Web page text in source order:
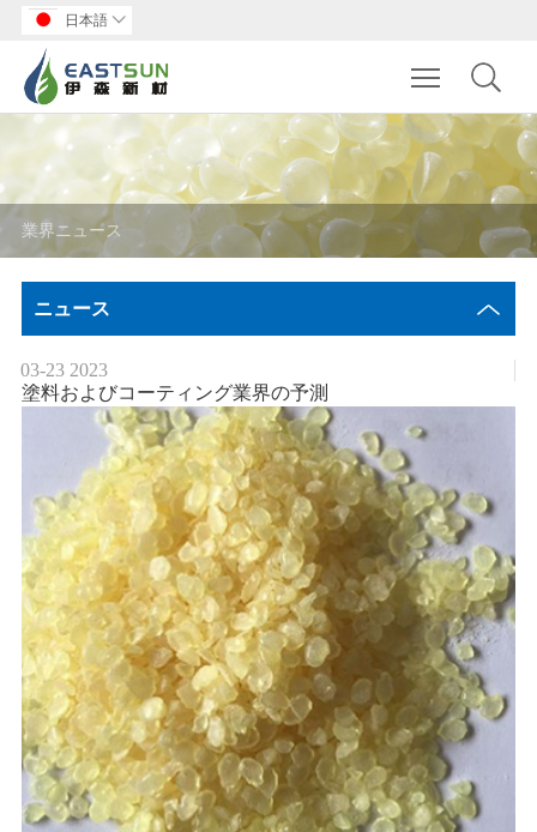
日本語 
Toggle
業界ニュース
ニュース
03-23 2023
塗料およびコーティング業界の予測